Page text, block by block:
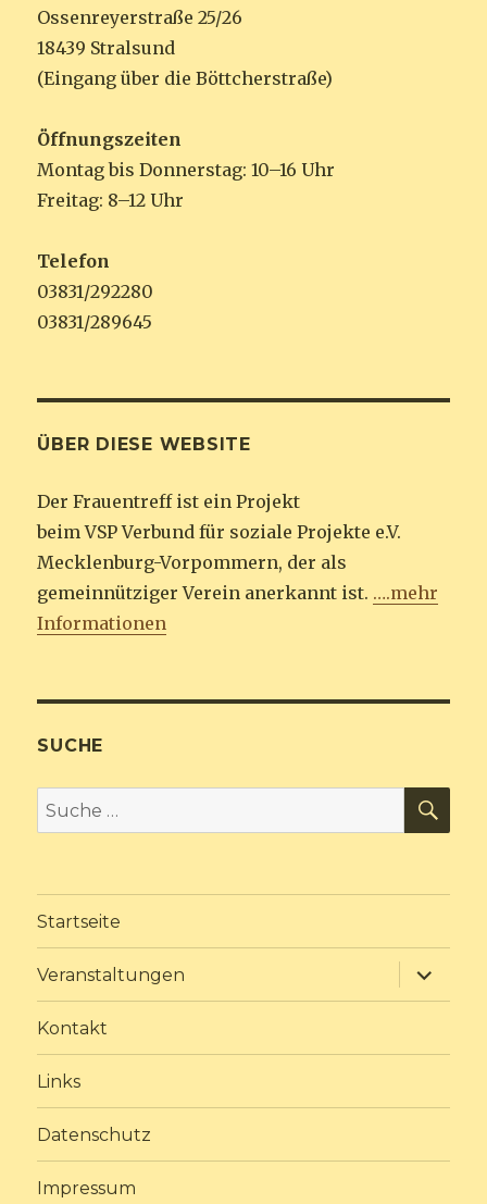
Ossenreyerstraße 25/26
18439 Stralsund
(Eingang über die Böttcherstraße)
Öffnungszeiten
Montag bis Donnerstag: 10–16 Uhr
Freitag: 8–12 Uhr
Telefon
03831/292280
03831/289645
ÜBER DIESE WEBSITE
Der Frauentreff ist ein Projekt
beim VSP Verbund für soziale Projekte e.V.
Mecklenburg-Vorpommern, der als
gemeinnütziger Verein anerkannt ist. ….mehr
Informationen
SUCHE
Suche
nach:
Startseite
Veranstaltungen
Kontakt
Links
Datenschutz
Impressum